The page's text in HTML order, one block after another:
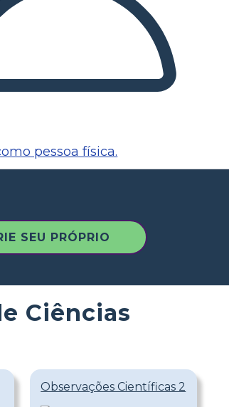
pessoa física.
SEU PRÓPRIO
Ciências
Observações Científicas 2